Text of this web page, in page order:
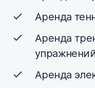
Аренда
Аренда
упражнений
Аренда